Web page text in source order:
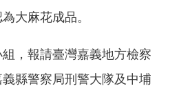
大麻花成品。
，報請臺灣嘉義地方檢察
縣警察局刑警大隊及中埔